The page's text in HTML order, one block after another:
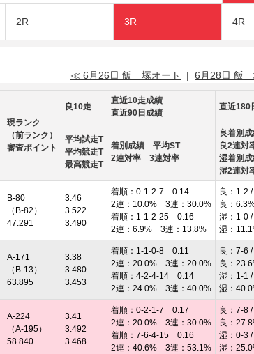
2R 3R 4R
≪ 6月26日 飯 塚オート | 6月28日 飯
現ランク
（前ランク）
審査ポイント
良10走
直近10走成績
直近90日成績
直近180
平均試走T
平均競走T
最高競走T
着別成績 平均ST
2連対率 3連対率
良着別
良2連対
湿着別
湿2連対
B-80
（B-82）
47.291
3.46
3.522
3.490
着順：0-1-2-7 0.14
2連：10.0% 3連：30.0%
着順：1-1-2-25 0.16
2連：6.9% 3連：13.8%
良：1-2
良：
湿：1-0
湿：
A-171
（B-13）
63.895
3.38
3.480
3.453
着順：1-1-0-8 0.11
2連：20.0% 3連：20.0%
着順：4-2-4-14 0.14
2連：24.0% 3連：40.0%
良：7-6
良：
湿：1-1
湿：
A-224
（A-195）
58.840
3.41
3.492
3.468
着順：0-2-1-7 0.17
2連：20.0% 3連：30.0%
着順：7-6-4-15 0.16
2連：40.6% 3連：53.1%
良：7-8
良：
湿：0-3 /
湿：